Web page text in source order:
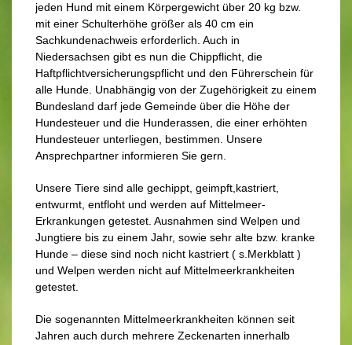
jeden Hund mit einem Körpergewicht über 20 kg bzw.
mit einer Schulterhöhe größer als 40 cm ein
Sachkundenachweis erforderlich. Auch in
Niedersachsen gibt es nun die Chippflicht, die
Haftpflichtversicherungspflicht und den Führerschein für
alle Hunde. Unabhängig von der Zugehörigkeit zu einem
Bundesland darf jede Gemeinde über die Höhe der
Hundesteuer und die Hunderassen, die einer erhöhten
Hundesteuer unterliegen, bestimmen. Unsere
Ansprechpartner informieren Sie gern.
Unsere Tiere sind alle gechippt, geimpft,kastriert,
entwurmt, entfloht und werden auf Mittelmeer-
Erkrankungen getestet. Ausnahmen sind Welpen und
Jungtiere bis zu einem Jahr, sowie sehr alte bzw. kranke
Hunde – diese sind noch nicht kastriert ( s.Merkblatt )
und Welpen werden nicht auf Mittelmeerkrankheiten
getestet.
Die sogenannten Mittelmeerkrankheiten können seit
Jahren auch durch mehrere Zeckenarten innerhalb